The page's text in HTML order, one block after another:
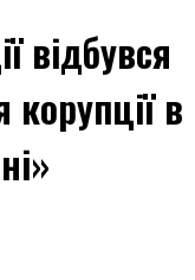
відбувся
корупції в